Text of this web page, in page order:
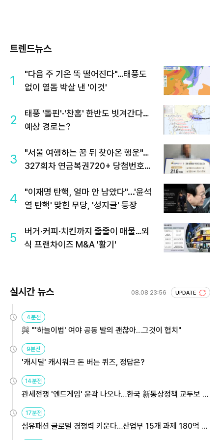
트렌드뉴스
1
"다음 주 기온 뚝 떨어진다"…태풍도
없이 열돔 박살 낸 '이것'
2
태풍 '돌핀'·'찬홈' 한반도 빗겨간다…
예상 경로는?
3
"서울 여행하는 꿈 뒤 찾아온 행운"…
327회차 연금복권720+ 당첨번호조
4
"이재명 탄핵, 얼마 안 남았다"...'윤석
열 탄핵' 맞힌 무당, '성지글' 등장
5
버거·커피·치킨까지 줄줄이 매물…외
식 프랜차이즈 M&A '활기'
실시간 뉴스 08.08 23:56 UPDATE
4분전
與 "'하늘이법' 여야 공동 발의 괜찮아…그것이 협치"
9분전
'캐시딜' 캐시워크 돈 버는 퀴즈, 정답은?
14분전
관세전쟁 '엔드게임' 윤곽 나오나…한국 新통상정책 교두보 활
용해야
17분전
섬유패션 글로벌 경쟁력 키운다…산업부 15개 과제 180억 지
원